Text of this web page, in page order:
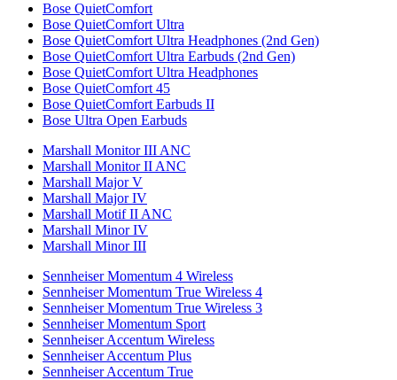
Bose QuietComfort
Bose QuietComfort Ultra
Bose QuietComfort Ultra Headphones (2nd Gen)
Bose QuietComfort Ultra Earbuds (2nd Gen)
Bose QuietComfort Ultra Headphones
Bose QuietComfort 45
Bose QuietComfort Earbuds II
Bose Ultra Open Earbuds
Marshall Monitor III ANC
Marshall Monitor II ANC
Marshall Major V
Marshall Major IV
Marshall Motif II ANC
Marshall Minor IV
Marshall Minor III
Sennheiser Momentum 4 Wireless
Sennheiser Momentum True Wireless 4
Sennheiser Momentum True Wireless 3
Sennheiser Momentum Sport
Sennheiser Accentum Wireless
Sennheiser Accentum Plus
Sennheiser Accentum True